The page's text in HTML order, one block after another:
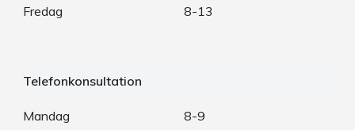
Fredag 8-13
Telefonkonsultation
Mandag 8-9